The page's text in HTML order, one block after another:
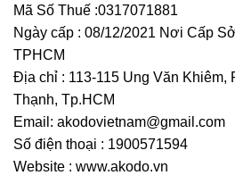
Mã Số Thuế :0317071881
Ngày cấp : 08/12/2021 Nơi Cấp
TPHCM
Địa chỉ : 113-115 Ung Văn Khiêm,
Thạnh, Tp.HCM
Email: akodovietnam@gmail.com
Số điện thoại : 1900571594
Website : www.akodo.vn